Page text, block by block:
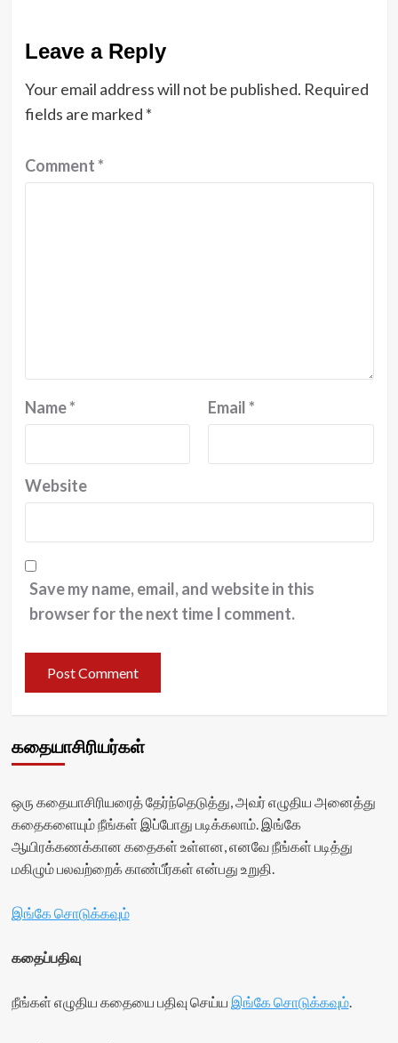
Leave a Reply
Your email address will not be published. Required
fields are marked *
Comment*
Name* Email*
Website
Save my name, email, and website in this
browser for the next time I comment.
கதையாசிரியர்கள்
ஒரு கதையாசிரியரைத் தேர்ந்தெடுத்து, அவர் எழுதிய அனைத்து
கதைகளையும் நீங்கள் இப்போது படிக்கலாம். இங்கே
ஆயிரக்கணக்கான கதைகள் உள்ளன, எனவே நீங்கள் படித்து
மகிழும் பலவற்றைக் காண்பீர்கள் என்பது உறுதி.
இங்கே சொடுக்கவும்
கதைப்பதிவு
நீங்கள் எழுதிய கதையை பதிவு செய்ய இங்கே சொடுக்கவும்.